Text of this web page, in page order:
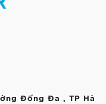
Đống Đa , TP Hà